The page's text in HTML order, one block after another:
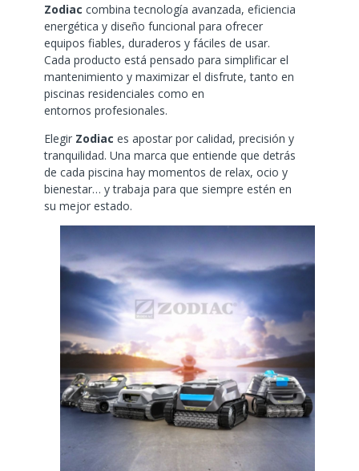
Zodiac combina tecnología avanzada, eficiencia
energética y diseño funcional para ofrecer
equipos fiables, duraderos y fáciles de usar.
Cada producto está pensado para simplificar el
mantenimiento y maximizar el disfrute, tanto en
piscinas residenciales como en
entornos profesionales.
Elegir Zodiac es apostar por calidad, precisión y
tranquilidad. Una marca que entiende que detrás
de cada piscina hay momentos de relax, ocio y
bienestar… y trabaja para que siempre estén en
su mejor estado.